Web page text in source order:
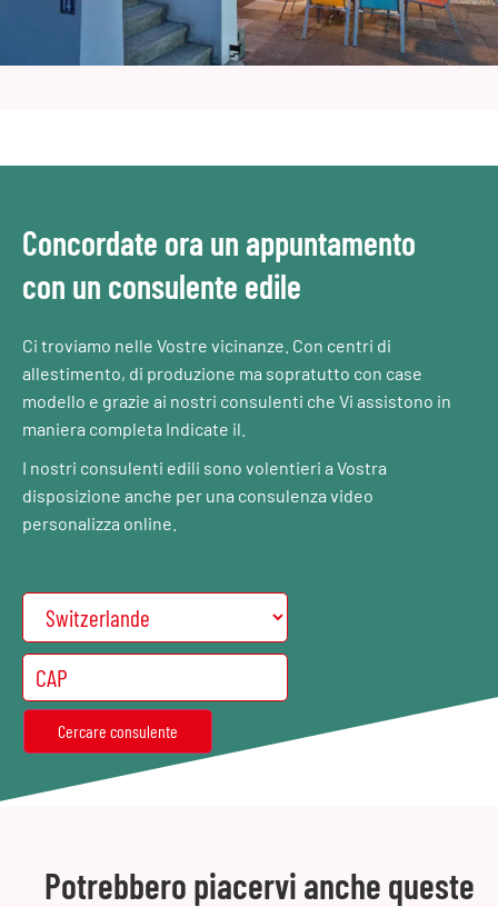
Concordate ora un appuntamento
con un consulente edile
Ci troviamo nelle Vostre vicinanze. Con centri di
allestimento, di produzione ma sopratutto con case
modello e grazie ai nostri consulenti che Vi assistono in
maniera completa Indicate il.
I nostri consulenti edili sono volentieri a Vostra
disposizione anche per una consulenza video
personalizza online.
Potrebbero piacervi anche queste